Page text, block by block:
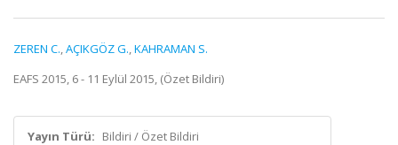
ZEREN C.,AÇIKGÖZ G.,KAHRAMAN S.
EAFS 2015, 6 - 11 Eylül 2015, (Özet Bildiri)
Yayın Türü: Bildiri / Özet Bildiri